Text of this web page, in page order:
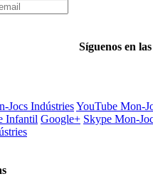
Síguenos en
Jocs IndústriesYouTube Mon-
Infantil Google+ Skype Mon-